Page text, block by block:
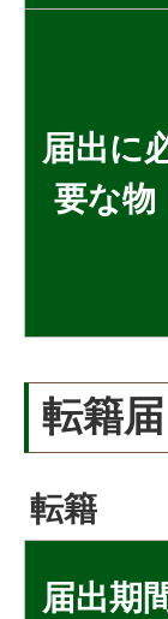
届出に
要な物
転籍届
転籍
届出期